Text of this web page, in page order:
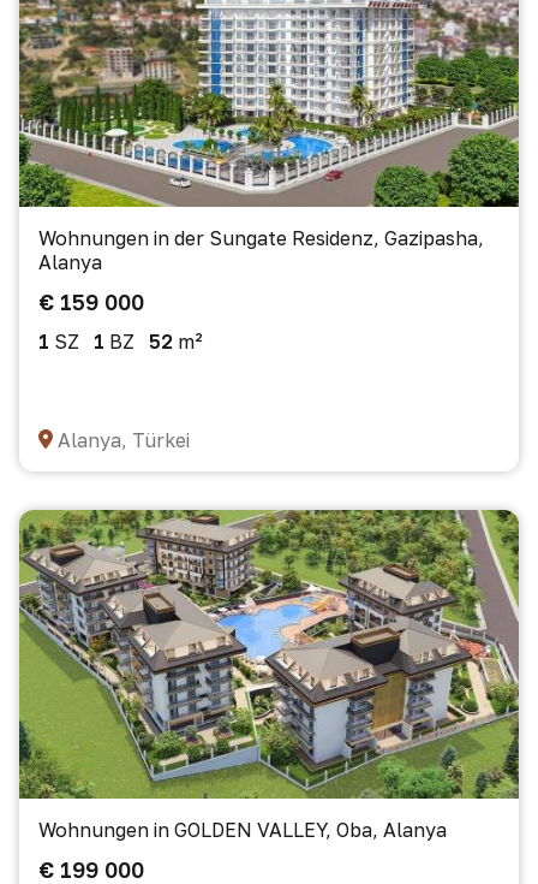
Wohnungen in der Sungate Residenz, Gazipasha,
Alanya
€ 159 000
1 SZ 1 BZ 52 m²
Alanya, Türkei
Wohnungen in GOLDEN VALLEY, Oba, Alanya
€ 199 000